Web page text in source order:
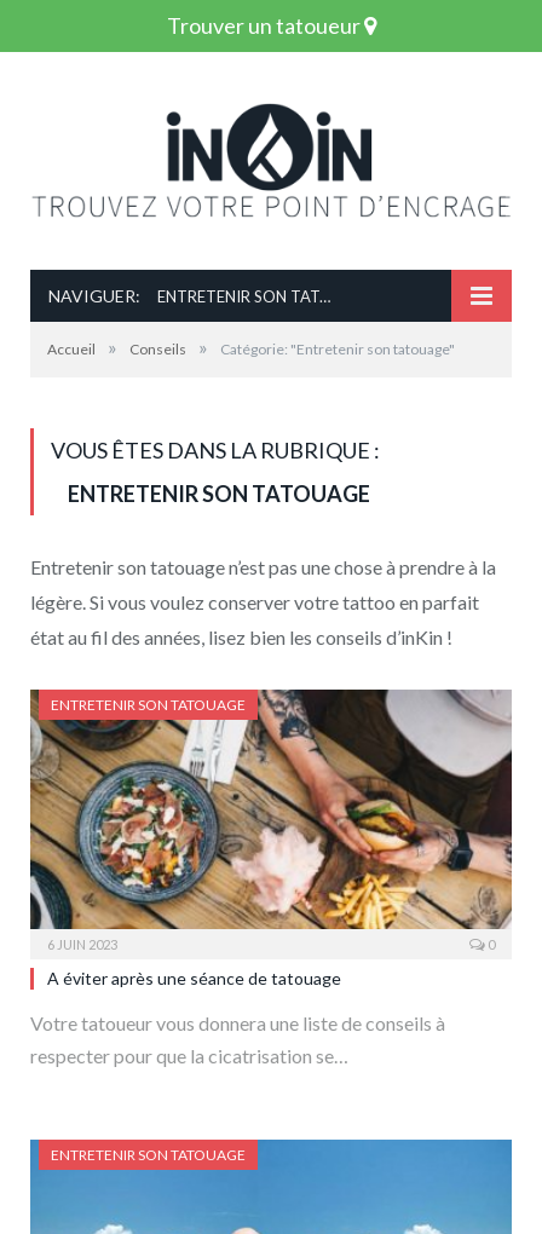
Trouver un tatoueur
NAVIGUER: ENTRETENIR SON TATOUAGE
Accueil » Conseils » Catégorie: "Entretenir son tatouage"
VOUS ÊTES DANS LA RUBRIQUE :
ENTRETENIR SON TATOUAGE
Entretenir son tatouage n’est pas une chose à prendre à la
légère. Si vous voulez conserver votre tattoo en parfait
état au fil des années, lisez bien les conseils d’inKin !
ENTRETENIR SON TATOUAGE
6 JUIN 2023 0
A éviter après une séance de tatouage
Votre tatoueur vous donnera une liste de conseils à
respecter pour que la cicatrisation se…
ENTRETENIR SON TATOUAGE